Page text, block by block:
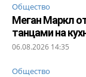
Общество
Меган Маркл
танцами на
06.08.2026 14:35
Общество